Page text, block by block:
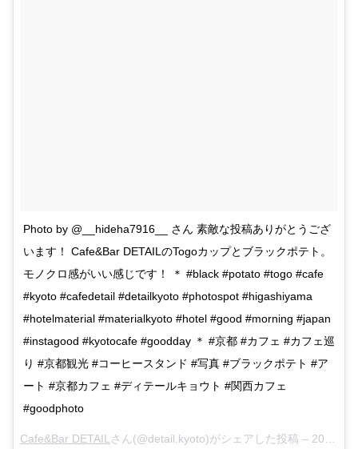
Photo by @__hideha7916__ さん 素敵な投稿ありがとうござ
います！ Cafe&Bar DETAILのTogoカップとブラックポテト。
モノクロ感がいい感じです！ ＊ #black #potato #togo #cafe
#kyoto #cafedetail #detailkyoto #photospot #higashiyama
#hotelmaterial #materialkyoto #hotel #good #morning #japan
#instagood #kyotocafe #goodday ＊ #京都 #カフェ #カフェ巡
り #京都観光 #コーヒースタンド #写真 #ブラックポテト #ア
ート #京都カフェ #ディテールキョウト #関西カフェ
#goodphoto
Cafe&Bar DETAIL さん(@detail.kyoto)がシェアした投稿 – 2018年 1月月27日午後7時41分PST